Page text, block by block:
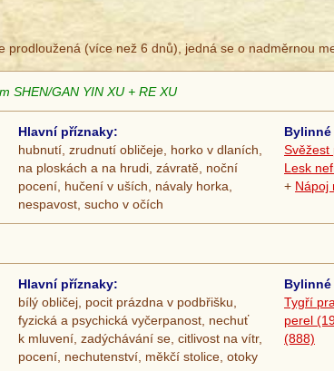
(více než 6 dnů), jedná se o nadměrnou
SHEN/GAN YIN XU + RE XU
Hlavní příznaky:
hubnutí, zrudnutí obličeje, horko v dlaních,
na ploskách a na hrudi, závratě, noční
pocení, hučení v uších, návaly horka,
nespavost, sucho v očích
Svěžest
Lesk
+ Nápoj
Hlavní příznaky:
bílý obličej, pocit prázdna v podbřišku,
fyzická a psychická vyčerpanost, nechuť
k mluvení, zadýchávání se, citlivost na vítr,
pocení, nechutenství, měkčí stolice, otoky
Tygří
perel
(888)